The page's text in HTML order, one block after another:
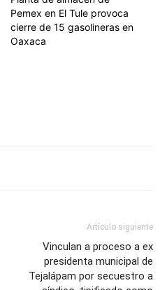
Pemex en El Tule provoca
cierre de 15 gasolineras en
Oaxaca
Artículo siguiente
Vinculan a proceso a ex
presidenta municipal de
Tejalápam por secuestro a